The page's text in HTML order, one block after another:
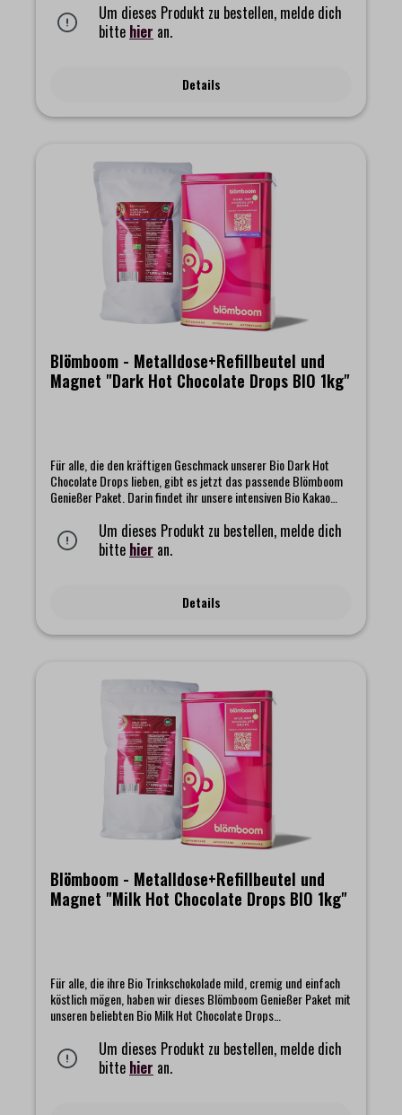
findet ihr den klassischen Blömboom Beutel für eure köstliche
Kakao Trinkschokolade, dazu eine edle und robuste Metalldose
und als liebevolle Ergänzung einen kleinen Magnet.Die
lange frisch und macht sich mit ihrem schlichten und schönen
Design wunderbar in jeder Küche. Und der Magnet ist ein kleines
Blömboom Magie sehen möchtet.Das Set beinhaltet:-
Um dieses Produkt zu bestellen, melde dich
bitte hier an.
Details
Blömboom - Metalldose+Refillbeutel und
Magnet "Dark Hot Chocolate Drops BIO 1kg"
Für alle, die den kräftigen Geschmack unserer Bio Dark Hot
Chocolate Drops lieben, gibt es jetzt das passende Blömboom
Genießer Paket. Darin findet ihr unsere intensiven Bio Kakao
Metalldose und einen kleinen Magnet als liebevolles Extra.Die
Metalldose hält eure Drops für eure heiße Bio Trinkschokolade
lange frisch und macht sich mit ihrem schlichten und schönen
kleines Stück Blömboom Magie dorthin, wo ihr es am liebsten
habt.Das Set beinhaltet:- Blömboom - Gastronomie -
Chocolate Drops BIO 1kg" mit passendem Magnet
Um dieses Produkt zu bestellen, melde dich
bitte hier an.
Details
Blömboom - Metalldose+Refillbeutel und
Magnet "Milk Hot Chocolate Drops BIO 1kg"
Für alle, die ihre Bio Trinkschokolade mild, cremig und einfach
köstlich mögen, haben wir dieses Blömboom Genießer Paket mit
unseren beliebten Bio Milk Hot Chocolate Drops
und Bio Rohrzucker und bieten eine angenehm leichte, runde
Süße. Genau richtig für alle, denen die dunklen Sorten manchmal
etwas zu kräftig sind.Im Set findet ihr einen Beutel der zart
Um dieses Produkt zu bestellen, melde dich
bitte hier an.